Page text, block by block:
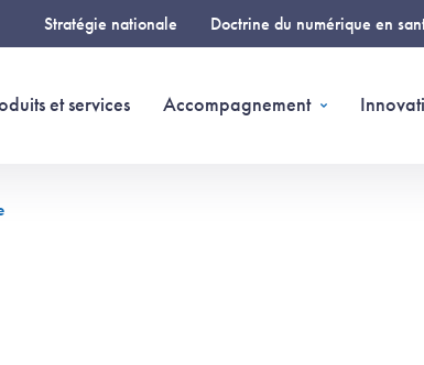
Stratégie nationale Doctrine du numérique en
et services Accompagnement